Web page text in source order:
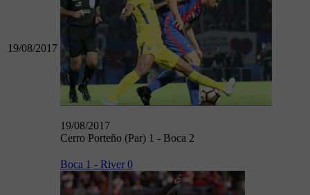
19/08/2017
19/08/2017
Cerro Porteño (Par) 1 - Boca 2
Boca 1 - River 0